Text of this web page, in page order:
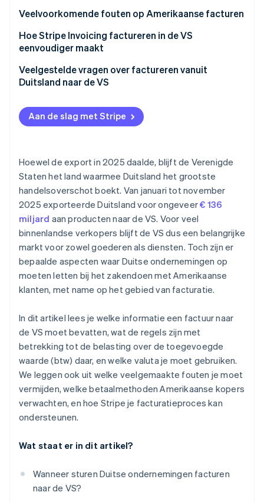
ACH
Creditcards
Bankoverschrijvingen
Veelvoorkomende fouten op Amerikaanse facturen
Hoe Stripe Invoicing factureren in de VS
eenvoudiger maakt
Veelgestelde vragen over factureren vanuit
Duitsland naar de VS
Aan de slag met Stripe
Hoewel de export in 2025 daalde, blijft de Verenigde
Staten het land waarmee Duitsland het grootste
handelsoverschot boekt. Van januari tot november
2025 exporteerde Duitsland voor ongeveer€ 136
miljard aan producten naar de VS. Voor veel
binnenlandse verkopers blijft de VS dus een belangrijke
markt voor zowel goederen als diensten. Toch zijn er
bepaalde aspecten waar Duitse ondernemingen op
moeten letten bij het zakendoen met Amerikaanse
klanten, met name op het gebied van facturatie.
In dit artikel lees je welke informatie een factuur naar
de VS moet bevatten, wat de regels zijn met
betrekking tot de belasting over de toegevoegde
waarde (btw) daar, en welke valuta je moet gebruiken.
We leggen ook uit welke veelgemaakte fouten je moet
vermijden, welke betaalmethoden Amerikaanse kopers
verwachten, en hoe Stripe je facturatieproces kan
ondersteunen.
Wat staat er in dit artikel?
Wanneer sturen Duitse ondernemingen facturen
naar de VS?